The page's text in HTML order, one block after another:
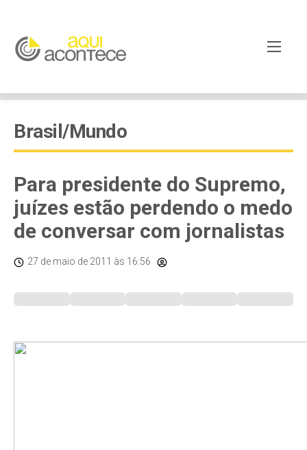
Brasil/Mundo
Para presidente do Supremo,
juízes estão perdendo o medo
de conversar com jornalistas
27 de maio de 2011 às 16:56